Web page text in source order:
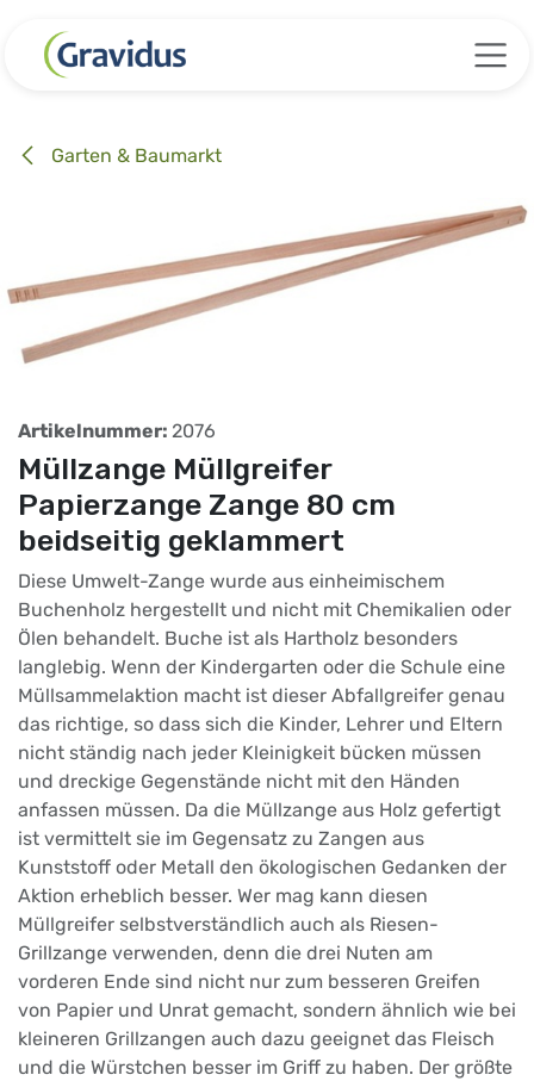
Garten & Baumarkt
Artikelnummer: 2076
Müllzange Müllgreifer
Papierzange Zange 80 cm
beidseitig geklammert
Diese Umwelt-Zange wurde aus einheimischem
Buchenholz hergestellt und nicht mit Chemikalien oder
Ölen behandelt. Buche ist als Hartholz besonders
langlebig. Wenn der Kindergarten oder die Schule eine
Müllsammelaktion macht ist dieser Abfallgreifer genau
das richtige, so dass sich die Kinder, Lehrer und Eltern
nicht ständig nach jeder Kleinigkeit bücken müssen
und dreckige Gegenstände nicht mit den Händen
anfassen müssen. Da die Müllzange aus Holz gefertigt
ist vermittelt sie im Gegensatz zu Zangen aus
Kunststoff oder Metall den ökologischen Gedanken der
Aktion erheblich besser. Wer mag kann diesen
Müllgreifer selbstverständlich auch als Riesen-
Grillzange verwenden, denn die drei Nuten am
vorderen Ende sind nicht nur zum besseren Greifen
von Papier und Unrat gemacht, sondern ähnlich wie bei
kleineren Grillzangen auch dazu geeignet das Fleisch
und die Würstchen besser im Griff zu haben. Der größte